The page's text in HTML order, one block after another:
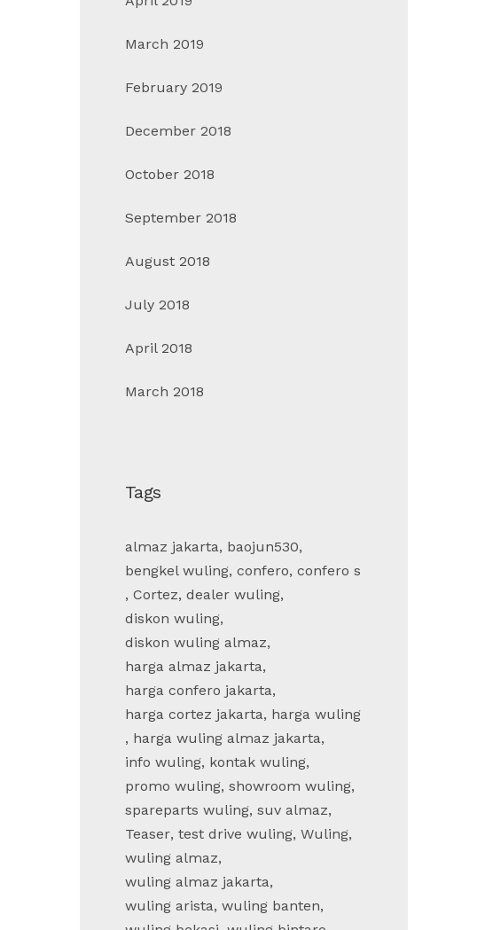
March 2019
February 2019
December 2018
October 2018
September 2018
August 2018
July 2018
April 2018
March 2018
Tags
almaz jakarta, baojun530,
bengkel wuling, confero, confero s
, Cortez, dealer wuling,
diskon wuling,
diskon wuling almaz,
harga almaz jakarta,
harga confero jakarta,
harga cortez jakarta, harga wuling
, harga wuling almaz jakarta,
info wuling, kontak wuling,
promo wuling, showroom wuling,
spareparts wuling, suv almaz,
Teaser, test drive wuling, Wuling,
wuling almaz,
wuling almaz jakarta,
wuling arista, wuling banten,